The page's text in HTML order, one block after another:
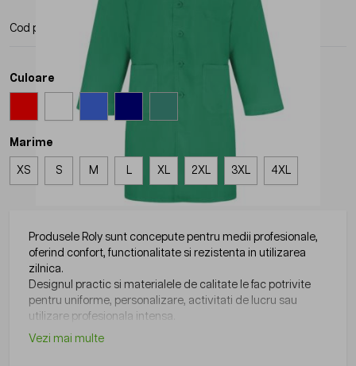
Cod produs: BA90942
Culoare
Marime
XS S M XL 2XL 3XL 4XL
Produsele Roly sunt concepute pentru medii profesionale,
oferind confort, functionalitate si rezistenta in utilizarea
zilnica.
Designul practic si materialele de calitate le fac potrivite
pentru uniforme, personalizare, activitati de lucru sau
utilizare profesionala intensa.
Vezi mai multe